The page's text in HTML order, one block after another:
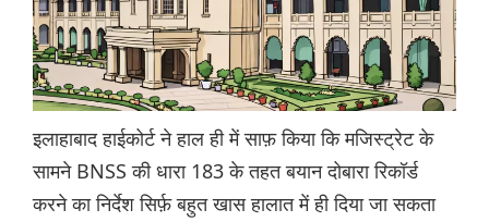
इलाहाबाद हाईकोर्ट ने हाल ही में साफ़ किया कि मजिस्ट्रेट के
सामने BNSS की धारा 183 के तहत बयान दोबारा रिकॉर्ड
करने का निर्देश सिर्फ़ बहुत खास हालात में ही दिया जा सकता